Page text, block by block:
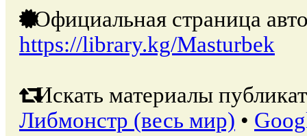
Официальная страница
https://library.kg/Masturbek
Искать материалы
Либмонстр (весь мир) •